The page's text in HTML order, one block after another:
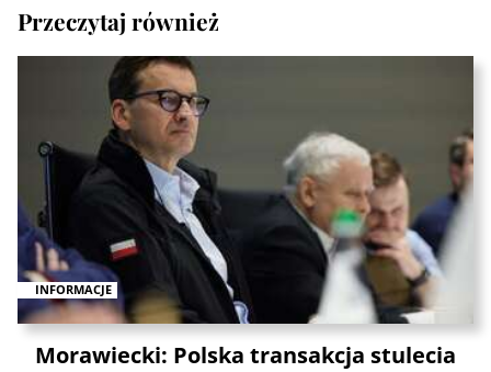
Przeczytaj również
INFORMACJE
Morawiecki: Polska transakcja stulecia